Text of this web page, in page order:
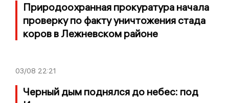
Природоохранная прокуратура начала
проверку по факту уничтожения стада
коров в Лежневском районе
03/08 22:21
Черный дым поднялся до небес: под